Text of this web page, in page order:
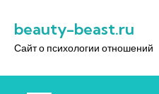
содержимому
beauty-beast.ru
Сайт о психологии отношений